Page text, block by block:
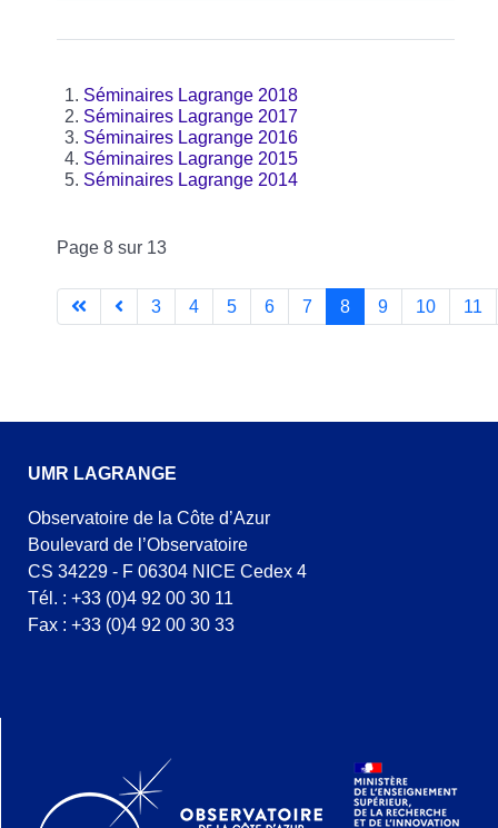
Séminaires Lagrange 2018
Séminaires Lagrange 2017
Séminaires Lagrange 2016
Séminaires Lagrange 2015
Séminaires Lagrange 2014
Page 8 sur 13
3 4 5 6 7 8 9 10 11
UMR LAGRANGE
Observatoire de la Côte d’Azur
Boulevard de l’Observatoire
CS 34229 - F 06304 NICE Cedex 4
Tél. : +33 (0)4 92 00 30 11
Fax : +33 (0)4 92 00 30 33